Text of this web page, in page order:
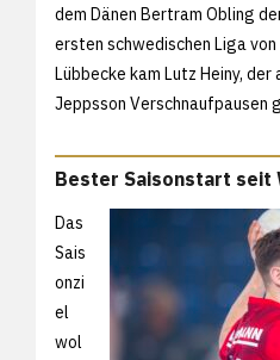
dem Dänen Bertram Obling
ersten schwedischen Liga von
Lübbecke kam Lutz Heiny, der
Jeppsson Verschnaufpausen
Bester Saisonstart seit
Das
Sais
onzi
el
wol